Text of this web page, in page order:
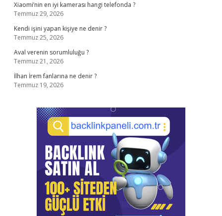
Xiaomi’nin en iyi kamerası hangi telefonda ?
Temmuz 29, 2026
Kendi işini yapan kişiye ne denir ?
Temmuz 25, 2026
Aval verenin sorumluluğu ?
Temmuz 21, 2026
İlhan İrem fanlarına ne denir ?
Temmuz 19, 2026